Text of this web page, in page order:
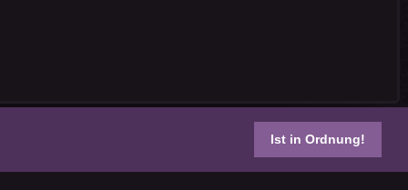
Ist in Ordnung!